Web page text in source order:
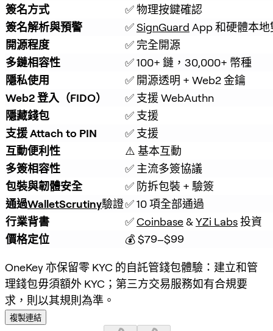
簽名方式
✅ 物理按鍵確認
簽名解析與預警
✅ SignGuard App 和硬體本
開源程度
✅ 完全開源
多鏈相容性
✅ 100+ 鏈，30,000+ 幣種
隱私使用
✅ 開源透明 + Web2 金鑰
Web2 登入（FIDO）
✅ 支援 WebAuthn
隱藏錢包
✅ 支援
支援 Attach to PIN
✅ 支援
互動便利性
⚠️ 基本互動
多簽相容性
✅ 主流多簽協議
包裝與韌體安全
✅ 防拆包裝 + 驗簽
通過WalletScrutiny驗證✅ 10 項全部通過
行業背書
✅ Coinbase & YZi Labs 投資
價格定位
💰 $79–$99
OneKey 亦保留零 KYC 的自託管錢包體驗：建立和管
理錢包毋須額外 KYC；第三方交易服務如有合規要
求，則以其規則為準。
複製連結